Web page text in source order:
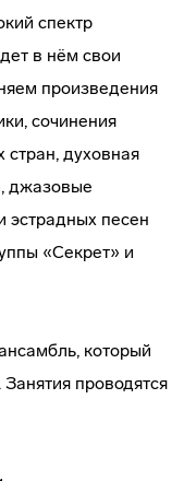
спектр
в нём свои
произведения
сочинения
духовная
джазовые
эстрадных песен
«Секрет» и
который
проводятся